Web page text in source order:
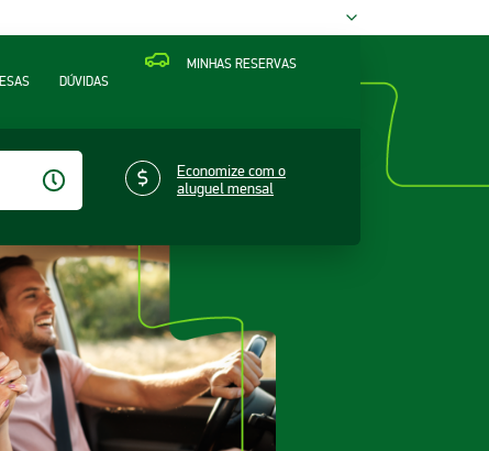
MINHAS RESERVAS
DÚVIDAS
Economize com o
aluguel mensal